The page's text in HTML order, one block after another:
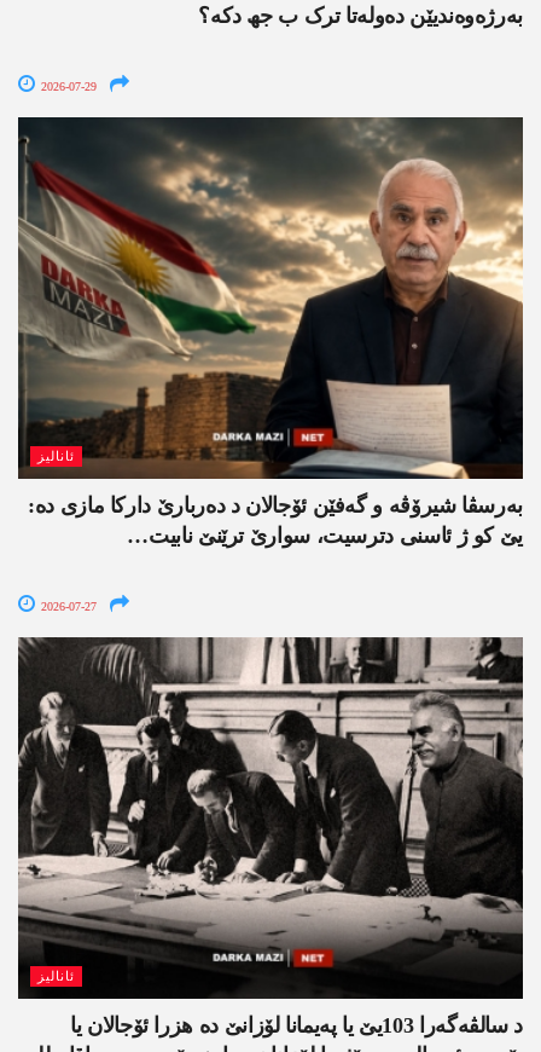
بەرژەوەندیێن دەولەتا ترک ب جھ دکە؟
2026-07-29
ئانالیز
بەرسڤا شیرۆڤە و گەفێن ئۆجالان د دەربارێ دارکا مازی دە:
یێ کو ژ ئاسنی دترسیت، سوارێ ترێنێ نابیت…
2026-07-27
ئانالیز
د سالڤەگەرا 103یێ یا پەیمانا لۆزانێ دە هزرا ئۆجالان یا